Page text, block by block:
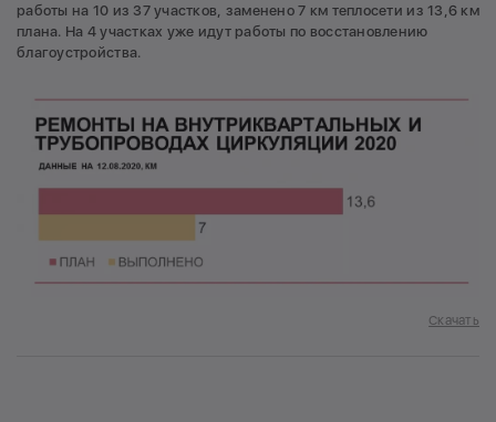
работы на 10 из 37 участков, заменено 7 км теплосети из 13,6 км
плана. На 4 участках уже идут работы по восстановлению
благоустройства.
Скачать